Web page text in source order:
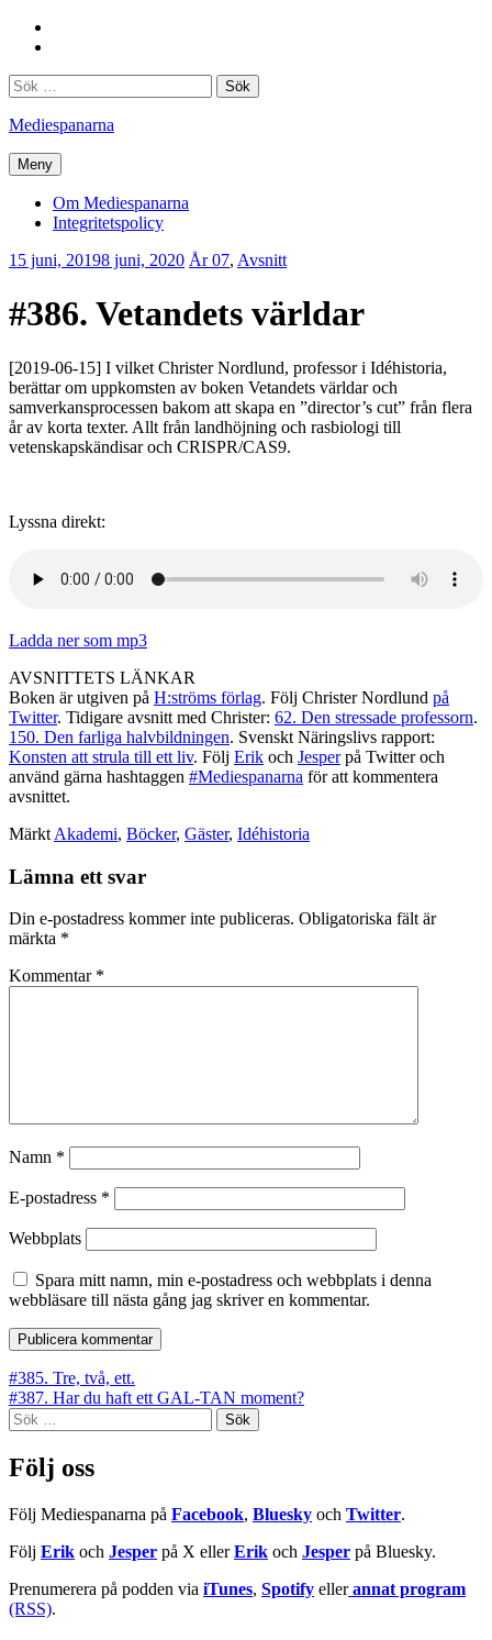
Hoppa
Sök
efter:
Mediespanarna
Meny
Om Mediespanarna
Integritetspolicy
15 juni, 20198 juni, 2020 Erik
År 07, Avsnitt
#386. Vetandets världar
[2019-06-15] I vilket Christer Nordlund, professor i Idéhistoria,
berättar om uppkomsten av boken Vetandets världar och
samverkansprocessen bakom att skapa en ”director’s cut” från flera
år av korta texter. Allt från landhöjning och rasbiologi till
vetenskapskändisar och CRISPR/CAS9.
Lyssna direkt:
Ladda ner som mp3
AVSNITTETS LÄNKAR
Boken är utgiven på H:ströms förlag. Följ Christer Nordlund på
Twitter. Tidigare avsnitt med Christer: 62. Den stressade professorn.
150. Den farliga halvbildningen. Svenskt Näringslivs rapport:
Konsten att strula till ett liv. Följ Erik och Jesperpå Twitter och
använd gärna hashtaggen #Mediespanarna för att kommentera
avsnittet.
Märkt Akademi, Böcker, Gäster, Idéhistoria
Lämna ett svar
Din e-postadress kommer inte publiceras. Obligatoriska fält är
märkta *
Kommentar *
Namn *
E-postadress *
Webbplats
Spara mitt namn, min e-postadress och webbplats i denna
webbläsare till nästa gång jag skriver en kommentar.
Inläggsnavigering
#385. Tre, två, ett.
#387. Har du haft ett GAL-TAN moment?
Sök
efter:
Följ oss
Följ Mediespanarna på Facebook, Bluesky och Twitter.
Följ Erik och Jesper på X ellerErik och Jesper på Bluesky.
Prenumerera på podden via iTunes, Spotify eller annat program
(RSS).